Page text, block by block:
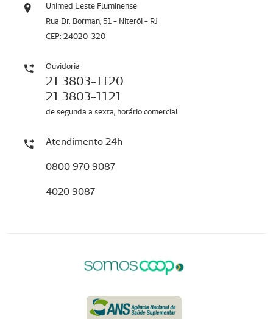
Unimed Leste Fluminense
Rua Dr. Borman, 51 - Niterói - RJ
CEP: 24020-320
Ouvidoria
21 3803-1120
21 3803-1121
de segunda a sexta, horário comercial
Atendimento 24h
0800 970 9087
4020 9087